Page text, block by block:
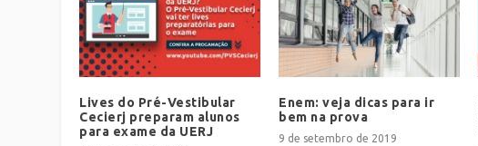
Lives do Pré-Vestibular
Cecierj preparam alunos
para exame da UERJ
Enem: veja dicas para ir
bem na prova
9 de setembro de 2019